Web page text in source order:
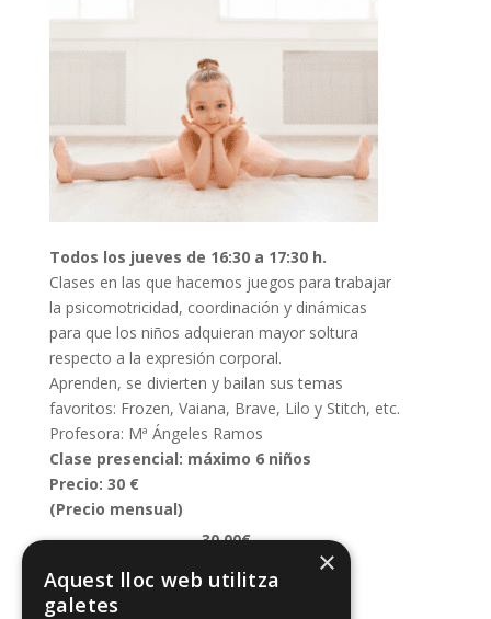
Todos los jueves de 16:30 a 17:30 h.
Clases en las que hacemos juegos para trabajar
la psicomotricidad, coordinación y dinámicas
para que los niños adquieran mayor soltura
respecto a la expresión corporal.
Aprenden, se divierten y bailan sus temas
favoritos: Frozen, Vaiana, Brave, Lilo y Stitch, etc.
Profesora: Mª Ángeles Ramos
Clase presencial: máximo 6 niños
Precio: 30 €
(Precio mensual)
30.00€
Comprar ahora
×
Aquest lloc web utilitza
galetes